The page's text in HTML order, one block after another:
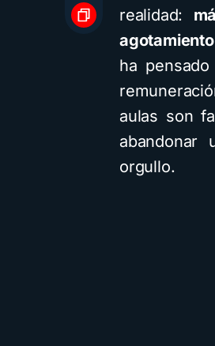
realidad:
ha
aulas son
orgullo.